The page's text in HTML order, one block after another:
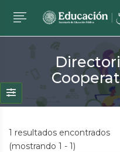
1 resultados encontrados
(mostrando 1 - 1)